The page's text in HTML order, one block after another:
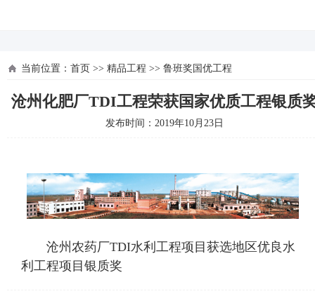
当前位置： 首页 >> 精品工程 >> 鲁班奖国优工程
沧州化肥厂TDI工程荣获国家优质工程银质
发布时间：2019年10月23日
沧州农药厂TDI水利工程项目获选地区优良水
利工程项目银质奖